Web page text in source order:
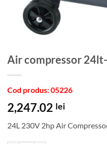
Air compressor
Cod produs: 05226
2,247.02 lei
24L 230V 2hp Air